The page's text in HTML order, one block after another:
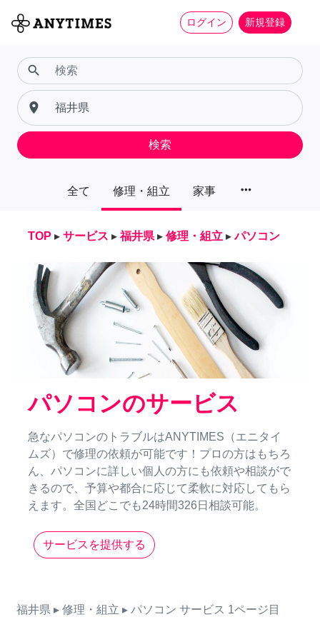
ログイン 新規登録
全て 修理・組立 家事 more_horiz
search
place
検索
TOP ▸ サービス ▸ 福井県 ▸ 修理・組立 ▸ パソコン
パソコンのサービス
急なパソコンのトラブルはANYTIMES（エニタイ
ムズ）で修理の依頼が可能です！プロの方はもちろ
ん、パソコンに詳しい個人の方にも依頼や相談がで
きるので、予算や都合に応じて柔軟に対応してもら
えます。全国どこでも24時間326日相談可能。
サービスを提供する
福井県 ▸ 修理・組立 ▸ パソコン サービス 1ページ目